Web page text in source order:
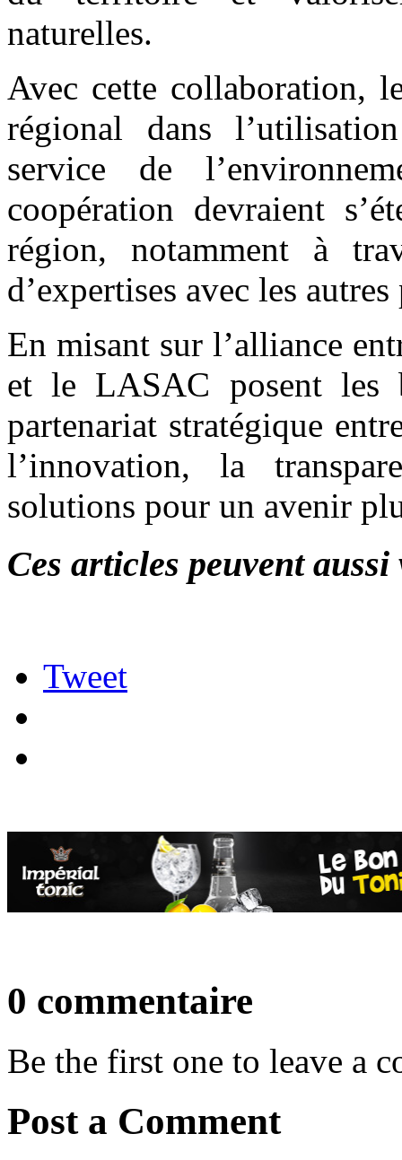
naturelles.
Avec cette collaboration,
régional dans
service de
coopération devraient
région, notamment à
d’expertises avec les
En misant sur l’alliance
et le LASAC posent les
partenariat stratégique
l’innovation, la
solutions pour un avenir
Ces articles peuvent
Tweet
0 commentaire
Be the first one to leave a
Post a Comment